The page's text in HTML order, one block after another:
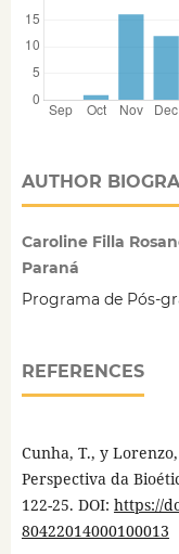
AUTHOR
Caroline Filla
Paraná
Programa de Pós-
REFERENCES
Cunha, T., y
Perspectiva da
122-25. DOI: https://
80422014000100013